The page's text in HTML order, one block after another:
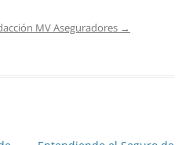
MV Aseguradores →